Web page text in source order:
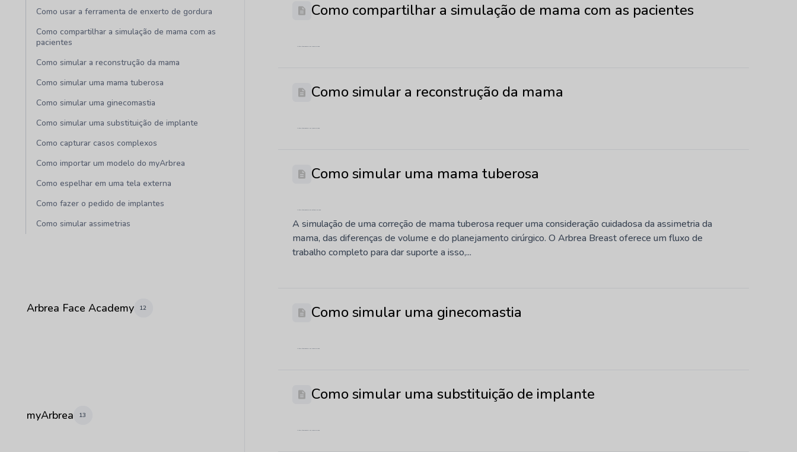
Como usar a ferramenta de enxerto de gordura
Como compartilhar a simulação de mama com as
pacientes
Como simular a reconstrução da mama
Como simular uma mama tuberosa
Como simular uma ginecomastia
Como simular uma substituição de implante
Como capturar casos complexos
Como importar um modelo do myArbrea
Como espelhar em uma tela externa
Como fazer o pedido de implantes
Como simular assimetrias
Arbrea Face Academy 12
myArbrea 13
Como compartilhar a simulação de mama com as pacientes
Última atualização: 10 de junho de 2026
Como simular a reconstrução da mama
Última atualização: 17 de junho de 2026
Como simular uma mama tuberosa
Última atualização: 30 de outubro de 2025
A simulação de uma correção de mama tuberosa requer uma consideração cuidadosa da assimetria da
mama, das diferenças de volume e do planejamento cirúrgico. O Arbrea Breast oferece um fluxo de
trabalho completo para dar suporte a isso,...
Como simular uma ginecomastia
Última atualização: 17 de junho de 2026
Como simular uma substituição de implante
Última atualização: 17 de junho de 2026